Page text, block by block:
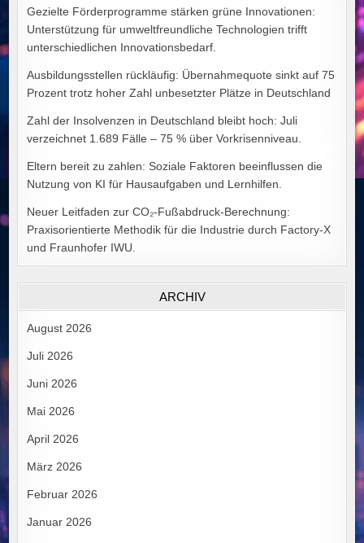
Gezielte Förderprogramme stärken grüne Innovationen:
Unterstützung für umweltfreundliche Technologien trifft
unterschiedlichen Innovationsbedarf.
Ausbildungsstellen rückläufig: Übernahmequote sinkt auf 75
Prozent trotz hoher Zahl unbesetzter Plätze in Deutschland
Zahl der Insolvenzen in Deutschland bleibt hoch: Juli
verzeichnet 1.689 Fälle – 75 % über Vorkrisenniveau.
Eltern bereit zu zahlen: Soziale Faktoren beeinflussen die
Nutzung von KI für Hausaufgaben und Lernhilfen.
Neuer Leitfaden zur CO₂-Fußabdruck-Berechnung:
Praxisorientierte Methodik für die Industrie durch Factory-X
und Fraunhofer IWU.
ARCHIV
August 2026
Juli 2026
Juni 2026
Mai 2026
April 2026
März 2026
Februar 2026
Januar 2026